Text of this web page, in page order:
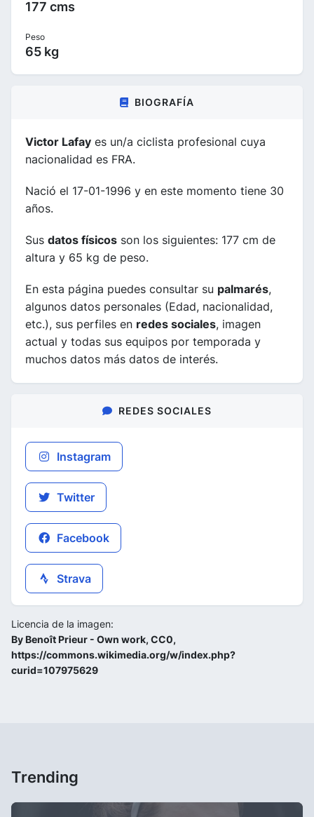
177 cms
Peso
65 kg
BIOGRAFÍA
Victor Lafay es un/a ciclista profesional cuya
nacionalidad es FRA.
Nació el 17-01-1996 y en este momento tiene 30
años.
Sus datos físicos son los siguientes: 177 cm de
altura y 65 kg de peso.
En esta página puedes consultar su palmarés,
algunos datos personales (Edad, nacionalidad,
etc.), sus perfiles en redes sociales, imagen
actual y todas sus equipos por temporada y
muchos datos más datos de interés.
REDES SOCIALES
Instagram
Twitter
Facebook
Strava
Licencia de la imagen:
By Benoît Prieur - Own work, CC0,
https://commons.wikimedia.org/w/index.php?
curid=107975629
Trending